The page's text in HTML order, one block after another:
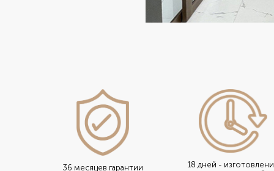
36 месяцев гарантии
18 дней -